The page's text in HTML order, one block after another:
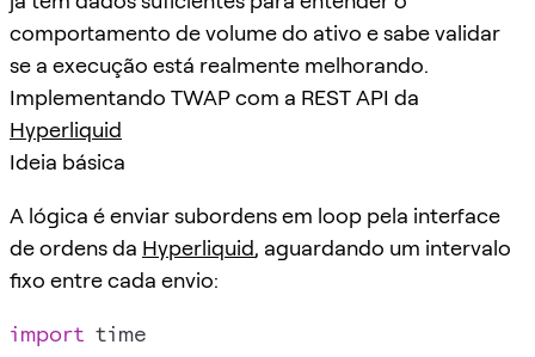
comportamento de volume do ativo e sabe validar
se a execução está realmente melhorando.
Implementando TWAP com a REST API da
Hyperliquid
Ideia básica
A lógica é enviar subordens em loop pela interface
de ordens da Hyperliquid, aguardando um intervalo
fixo entre cada envio:
import